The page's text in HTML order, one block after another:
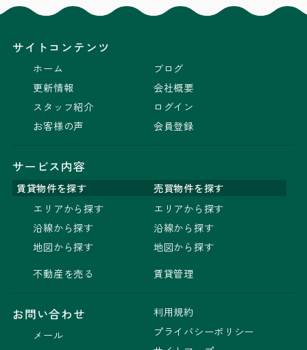
サイトコンテンツ
ホーム
更新情報
スタッフ紹介
お客様の声
ブログ
会社概要
ログイン
会員登録
サービス内容
賃貸物件を探す
売買物件を探す
エリアから探す
沿線から探す
地図から探す
不動産を売る
エリアから探す
沿線から探す
地図から探す
賃貸管理
お問い合わせ
メール
利用規約
プライバシーポリシー